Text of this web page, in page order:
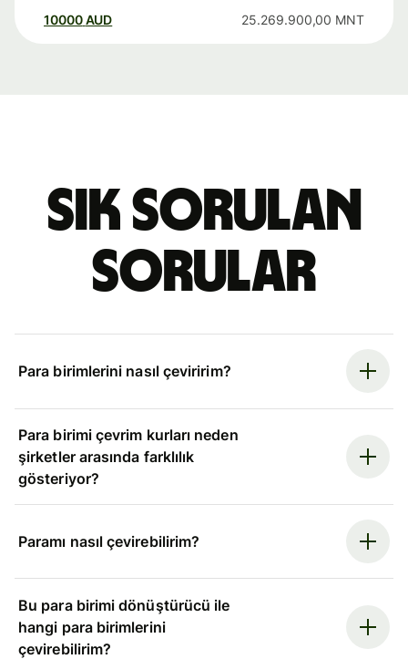
10000 AUD 25.269.900,00 MNT
Sık sorulan
sorular
Para birimlerini nasıl çeviririm?
Para birimi çevrim kurları neden
şirketler arasında farklılık
gösteriyor?
Paramı nasıl çevirebilirim?
Bu para birimi dönüştürücü ile
hangi para birimlerini
çevirebilirim?